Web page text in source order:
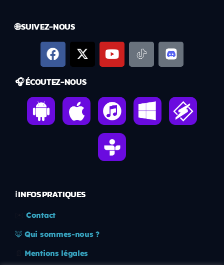
🌐 SUIVEZ-NOUS
🎧 ÉCOUTEZ-NOUS
ℹ️ INFOS PRATIQUES
Contact
🦊 Qui sommes-nous ?
Mentions légales